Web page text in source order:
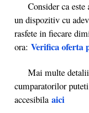
Consider ca este
un dispozitiv cu
rasfete in fiecare
ora: Verifica oferta
Mai multe detalii
cumparatorilor
accesibila aici